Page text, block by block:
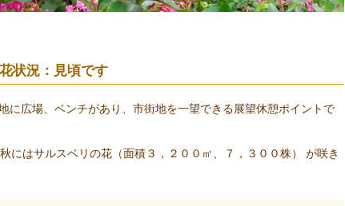
状況：見頃です
に広場、ベンチがあり、市街地を一望できる展望休憩ポイントで
にはサルスベリの花（面積３，２００㎡、７，３００株） が咲き